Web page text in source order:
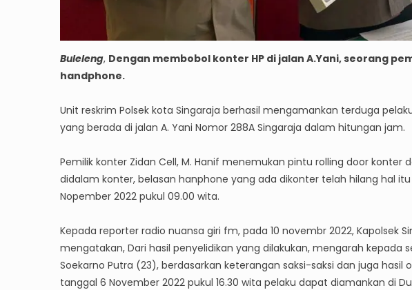
Buleleng, Dengan membobol konter HP di jalan A.Yani, seorang
handphone.
Unit reskrim Polsek kota Singaraja berhasil mengamankan terduga
yang berada di jalan A. Yani Nomor 288A Singaraja dalam hitungan jam.
Pemilik konter Zidan Cell, M. Hanif menemukan pintu rolling door
didalam konter, belasan hanphone yang ada dikonter telah hilang hal
Nopember 2022 pukul 09.00 wita.
Kepada reporter radio nuansa giri fm, pada 10 novembr 2022, Kapolsek
mengatakan, Dari hasil penyelidikan yang dilakukan, mengarah kepada
Soekarno Putra (23), berdasarkan keterangan saksi-saksi dan juga hasil
tanggal 6 November 2022 pukul 16.30 wita pelaku dapat diamankan di